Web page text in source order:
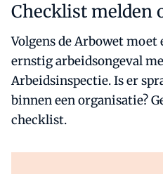
Checklist melden
Volgens de Arbowet moet
ernstig arbeidsongeval
Arbeidsinspectie. Is er
binnen een organisatie?
checklist.